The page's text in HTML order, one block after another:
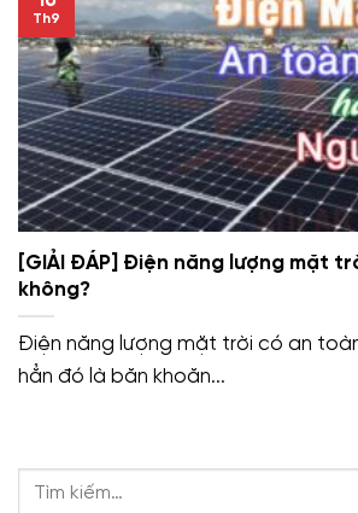
[GIẢI ĐÁP] Điện năng lượng mặt
không?
Điện năng lượng mặt trời có an
hẳn đó là băn khoăn...
Th9